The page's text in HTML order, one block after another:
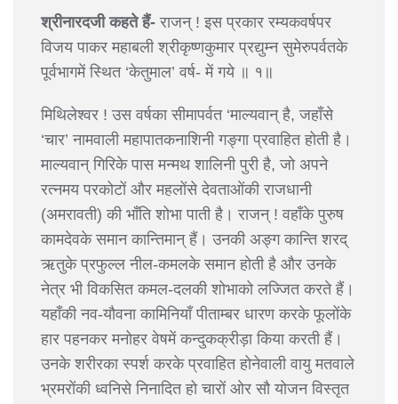
श्रीनारदजी कहते हैं- राजन् ! इस प्रकार रम्यकवर्षपर
विजय पाकर महाबली श्रीकृष्णकुमार प्रद्युम्न सुमेरुपर्वतके
पूर्वभागमें स्थित ‘केतुमाल’ वर्ष- में गये ॥ १॥
मिथिलेश्वर ! उस वर्षका सीमापर्वत ‘माल्यवान् है, जहाँसे
‘चार’ नामवाली महापातकनाशिनी गङ्गा प्रवाहित होती है।
माल्यवान् गिरिके पास मन्मथ शालिनी पुरी है, जो अपने
रत्नमय परकोटों और महलोंसे देवताओंकी राजधानी
(अमरावती) की भाँति शोभा पाती है। राजन् ! वहाँके पुरुष
कामदेवके समान कान्तिमान् हैं। उनकी अङ्ग कान्ति शरद्
ऋतुके प्रफुल्ल नील-कमलके समान होती है और उनके
नेत्र भी विकसित कमल-दलकी शोभाको लज्जित करते हैं।
यहाँकी नव-यौवना कामिनियाँ पीताम्बर धारण करके फूलोंके
हार पहनकर मनोहर वेषमें कन्दुकक्रीड़ा किया करती हैं।
उनके शरीरका स्पर्श करके प्रवाहित होनेवाली वायु मतवाले
भ्रमरोंकी ध्वनिसे निनादित हो चारों ओर सौ योजन विस्तृत